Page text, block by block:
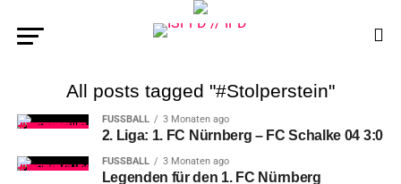
All posts tagged "#Stolperstein"
FUSSBALL 3 Monaten ago
2. Liga: 1. FC Nürnberg – FC Schalke 04 3:0
FUSSBALL 3 Monaten ago
Legenden für den 1. FC Nürnberg